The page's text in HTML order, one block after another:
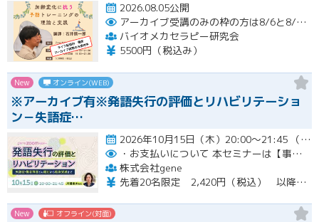
2026.08.05公開
アーカイブ受講のみの枠の方は8/6と8/20におこなわれる配信終了後に視聴URLをお送りします。
バイオメカセラピー研究会
5500円（税込み）
New オンライン(WEB)
※アーカイブ有※発語失行の評価とリハビリテーショ
ン－失語症…
2026年10月15日（木）20:00～21:45 （受付開始時間 19:45）開催
・お支払いについて 本セミナーは【事前支払い（クレジットカード・銀行振込）】です。
株式会社gene
先着20名限定 2,420円（税込） 以降3,000円（税込） ※お支払い方法：クレジットカード・銀行振込 【キャンセルについて】 決済後はいかなる理由でも返金はいたしませんのでご了承ください。 受講料をお支払いいただいた方には、後日アーカイブの視聴URLをお送りいたします。
New オフライン(対面)